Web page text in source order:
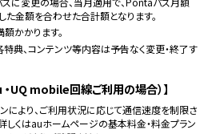
金額を合わせた合計額となります。
額かかります。
・UQ mobile回線ご利用の場合）】
しくはauホームページの基本料金・料金プラン